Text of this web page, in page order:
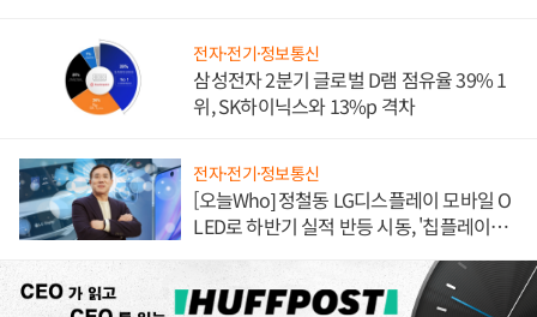
전자·전기·정보통신
삼성전자 2분기 글로벌 D램 점유율 39% 1
위, SK하이닉스와 13%p 격차
전자·전기·정보통신
[오늘Who] 정철동 LG디스플레이 모바일 O
LED로 하반기 실적 반등 시동, '칩플레이